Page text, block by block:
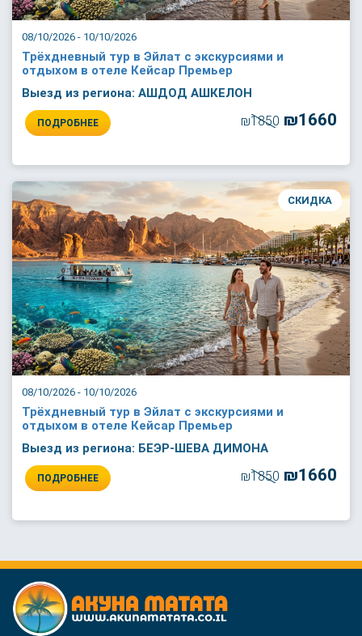
08/10/2026 - 10/10/2026
Трёхдневный тур в Эйлат с экскурсиями и
отдыхом в отеле Кейсар Премьер
Выезд из региона: АШДОД АШКЕЛОН
ПОДРОБНЕЕ ₪1850 ₪1660
08/10/2026 - 10/10/2026
СКИДКА
Трёхдневный тур в Эйлат с экскурсиями и
отдыхом в отеле Кейсар Премьер
Выезд из региона: БЕЭР-ШЕВА ДИМОНА
ПОДРОБНЕЕ ₪1850 ₪1660